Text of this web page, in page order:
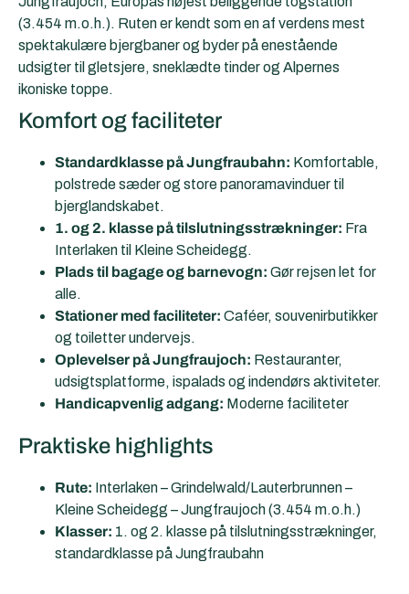
(3.454 m.o.h.). Ruten er kendt som en af verdens mest
spektakulære bjergbaner og byder på enestående
udsigter til gletsjere, sneklædte tinder og Alpernes
ikoniske toppe.
Komfort og faciliteter
Standardklasse på Jungfraubahn: Komfortable,
polstrede sæder og store panoramavinduer til
bjerglandskabet.
1. og 2. klasse på tilslutningsstrækninger: Fra
Interlaken til Kleine Scheidegg.
Plads til bagage og barnevogn: Gør rejsen let for
alle.
Stationer med faciliteter: Caféer, souvenirbutikker
og toiletter undervejs.
Oplevelser på Jungfraujoch: Restauranter,
udsigtsplatforme, ispalads og indendørs aktiviteter.
Handicapvenlig adgang: Moderne faciliteter
Praktiske highlights
Rute: Interlaken – Grindelwald/Lauterbrunnen –
Kleine Scheidegg – Jungfraujoch (3.454 m.o.h.)
Klasser: 1. og 2. klasse på tilslutningsstrækninger,
standardklasse på Jungfraubahn